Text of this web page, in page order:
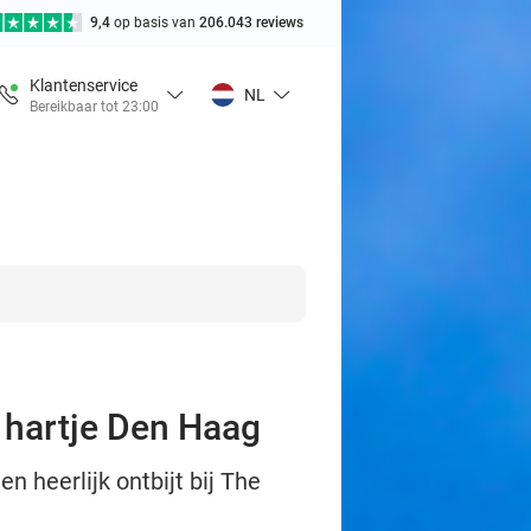
9,4 op basis van 206.043 reviews
Klantenservice
Bereikbaar tot 23:00
NL
Den Haag
heerlijk ontbijt bij The